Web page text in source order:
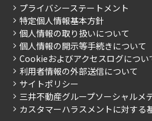
こだわりから探す
こだわり一覧
プレミアムマンション
新築
当社限定（港区・渋谷区）
当社限定（港区・渋谷区以外）
三井不動産企画
ご入居・提携サービス
お部屋探しからご契約まで
よくあるご質問
社宅紹介
【仲介会社様向け】当社仲介事業
会社情報
事業案内
採用情報
ニュースリリース
お問い合わせ
プライバシーステートメント
特定個人情報基本方針
個人情報の取り扱いについて
個人情報の開示等手続きについて
Cookieおよびアクセスログについ
利用者情報の外部送信について
サイトポリシー
三井不動産グループソーシャルメ
カスタマーハラスメントに対する